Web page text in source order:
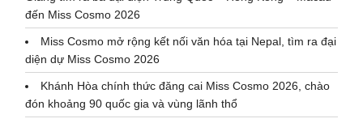
đến Miss Cosmo 2026
Miss Cosmo mở rộng kết nối văn hóa tại Nepal, tìm ra đại
diện dự Miss Cosmo 2026
Khánh Hòa chính thức đăng cai Miss Cosmo 2026, chào
đón khoảng 90 quốc gia và vùng lãnh thổ